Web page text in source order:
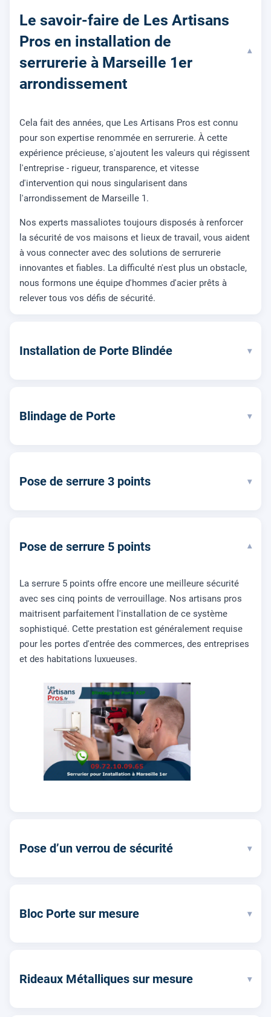
Le savoir-faire de Les Artisans
Pros en installation de
serrurerie à Marseille 1er
arrondissement
▾
Cela fait des années, que Les Artisans Pros est connu
pour son expertise renommée en serrurerie. À cette
expérience précieuse, s'ajoutent les valeurs qui régissent
l'entreprise - rigueur, transparence, et vitesse
d'intervention qui nous singularisent dans
l'arrondissement de Marseille 1.
Nos experts massaliotes toujours disposés à renforcer
la sécurité de vos maisons et lieux de travail, vous aident
à vous connecter avec des solutions de serrurerie
innovantes et fiables. La difficulté n'est plus un obstacle,
nous formons une équipe d'hommes d'acier prêts à
relever tous vos défis de sécurité.
Installation de Porte Blindée ▾
Blindage de Porte ▾
Pose de serrure 3 points ▾
Pose de serrure 5 points ▾
La serrure 5 points offre encore une meilleure sécurité
avec ses cinq points de verrouillage. Nos artisans pros
maitrisent parfaitement l'installation de ce système
sophistiqué. Cette prestation est généralement requise
pour les portes d'entrée des commerces, des entreprises
et des habitations luxueuses.
Pose d’un verrou de sécurité ▾
Bloc Porte sur mesure ▾
Rideaux Métalliques sur mesure ▾